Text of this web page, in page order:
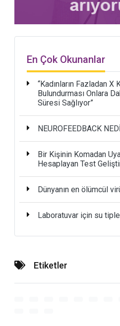
En Çok Okunanlar
“Kadınların Fazladan X
Bulundurması Onlara
Süresi Sağlıyor”
NEUROFEEDBACK
Bir Kişinin Komadan
Hesaplayan Test
Dünyanın en ölümcül
Laboratuvar için su
Etiketler